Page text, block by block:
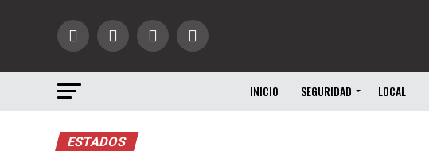
INICIO SEGURIDAD LOCAL
ESTADOS